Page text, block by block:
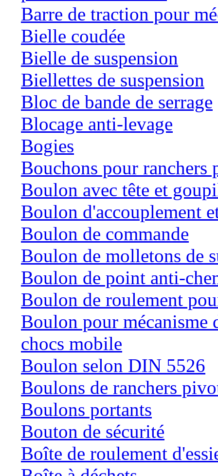
Barre de traction pour
Bielle coudée
Bielle de suspension
Biellettes de suspension
Bloc de bande de serrage
Blocage anti-levage
Bogies
Bouchons pour ranchers
Boulon avec tête et
Boulon d'accouplement
Boulon de commande
Boulon de molletons de
Boulon de point anti-
Boulon de roulement
Boulon pour mécanisme
chocs mobile
Boulon selon DIN 5526
Boulons de ranchers
Boulons portants
Bouton de sécurité
Boîte de roulement